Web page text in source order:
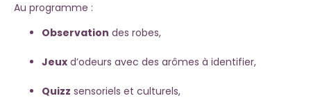
Au programme :
Observation des robes,
Jeux d’odeurs avec des arômes à identifier,
Quizz sensoriels et culturels,